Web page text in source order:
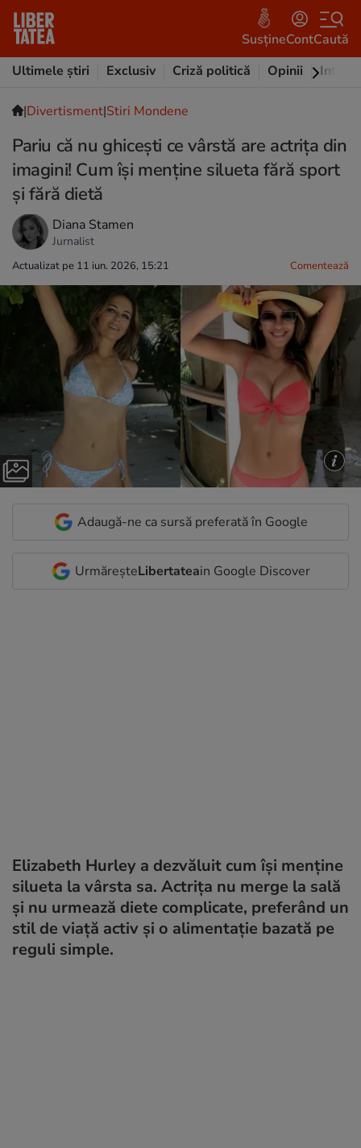
SusțineContCaută
Ultimele știri
Exclusiv Criză politică Opinii
|Divertisment|Stiri Mondene
Pariu că nu ghicești ce vârstă are actrița din
imagini! Cum își menține silueta fără sport
și fără dietă
Diana Stamen
Jurnalist
Actualizat pe 11 iun. 2026, 15:21 Comentează
Adaugă-ne ca sursă preferată în Google
UrmăreșteLibertateain Google Discover
Elizabeth Hurley a dezvăluit cum își menține
silueta la vârsta sa. Actrița nu merge la sală
și nu urmează diete complicate, preferând un
stil de viață activ și o alimentație bazată pe
reguli simple.